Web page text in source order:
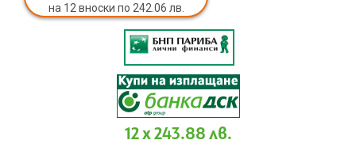
на 12 вноски по 242.06 лв.
12 x 243.88 лв.